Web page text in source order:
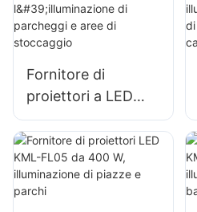
illuminazione di
spazi aperti
Fornitore di
proiettori a LED
KML-FL05 da 150
W per
l'illuminazione di
parcheggi e aree di